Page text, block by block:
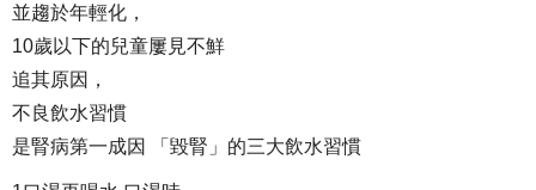
並趨於年輕化，
10歲以下的兒童屢見不鮮
追其原因，
不良飲水習慣
是腎病第一成因 「毀腎」的三大飲水習慣